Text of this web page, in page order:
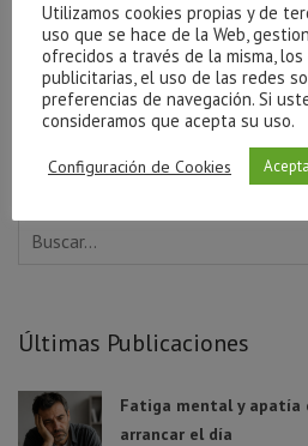
Últimas Publicaciones
Fatiga mental y apatía
arrancar el día
Utilizamos cookies propias y de
uso que se hace de la Web,
ofrecidos a través de la misma,
publicitarias, el uso de las redes
preferencias de navegación. Si
consideramos que acepta su uso.
Configuración de Cookies